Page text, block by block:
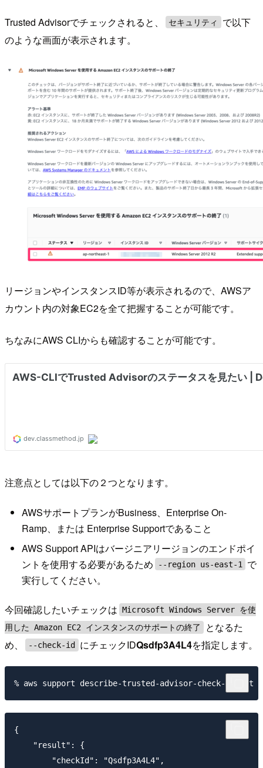
Trusted Advisorでチェックされると、 セキュリティ
で以下
のような画面が表示されます。
リージョンやインスタンスID等が表示されるので、AWSア
カウント内の対象EC2を全て把握することが可能です。
ちなみにAWS CLIからも確認することが可能です。
注意点としては以下の２つとなります。
AWSサポートプランがBusiness、Enterprise On-
Ramp、または Enterprise Supportであること
AWS Support APIはバージニアリージョンのエンドポイ
ントを使用する必要があるため
--region us-east-1
で
実行してください。
今回確認したいチェックは Microsoft Windows Server を使
用した Amazon EC2 インスタンスのサポートの終了
となるた
め、
--check-id にチェックIDQsdfp3A4L4を指定します。
{
    "result": {
        "checkId": "Qsdfp3A4L4",